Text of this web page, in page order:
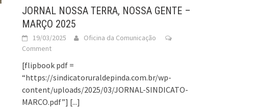
JORNAL NOSSA TERRA, NOSSA GENTE –
MARÇO 2025
19/03/2025
Oficina da Comunicação
Comment
[flipbook pdf =
“https://sindicatoruraldepinda.com.br/wp-
content/uploads/2025/03/JORNAL-SINDICATO-
MARCO.pdf”] [...]